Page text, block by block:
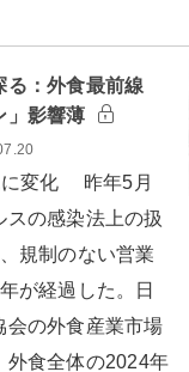
る：外食最前線
」影響薄
変化 昨年5月
の感染法上の扱
規制のない営業
が経過した。日
会の外食産業市場
外食全体の2024年